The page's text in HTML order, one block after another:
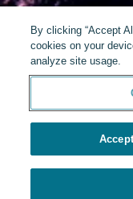
By clicking “Accept
cookies on your
analyze site usage.